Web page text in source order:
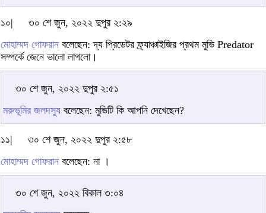
১০|
৩০ শে জুন, ২০২২ দুপুর ২:২৯
মোহাম্মদ গোফরান বলেছেন: দ্য প্রিডেটর ফ্র্যাঞ্চাইজির প্রথম মুভি Predator
সম্পর্কে জেনে ভালো লাগলো।
৩০ শে জুন, ২০২২ দুপুর ২:৫১
মরুভূমির জলদস্যু বলেছেন: মুভিটি কি আপনি দেখেছেন?
১১|
৩০ শে জুন, ২০২২ দুপুর ২:৫৮
মোহাম্মদ গোফরান বলেছেন: না ।
৩০ শে জুন, ২০২২ বিকাল ৩:০৪